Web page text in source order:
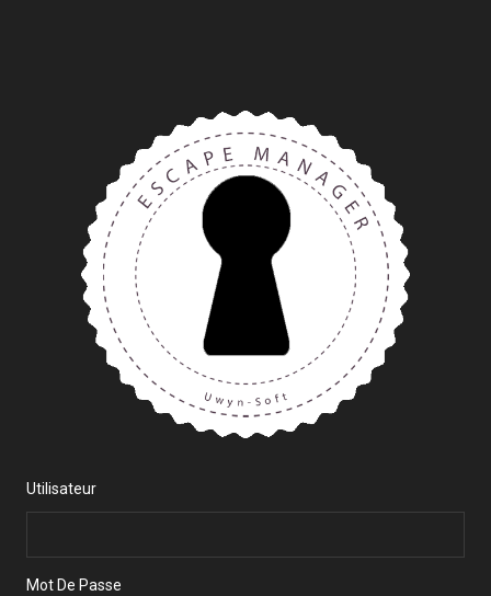
Utilisateur
Mot De Passe